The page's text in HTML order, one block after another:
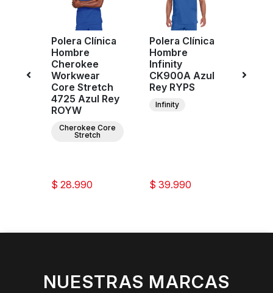
Polera Clínica
Hombre
Cherokee
Workwear
Core Stretch
4725 Azul Rey
ROYW
Cherokee Core
Stretch
$ 28.990
Polera Clínica
Hombre
Infinity
CK900A Azul
Rey RYPS
Infinity
$ 39.990
NUESTRAS MARCAS